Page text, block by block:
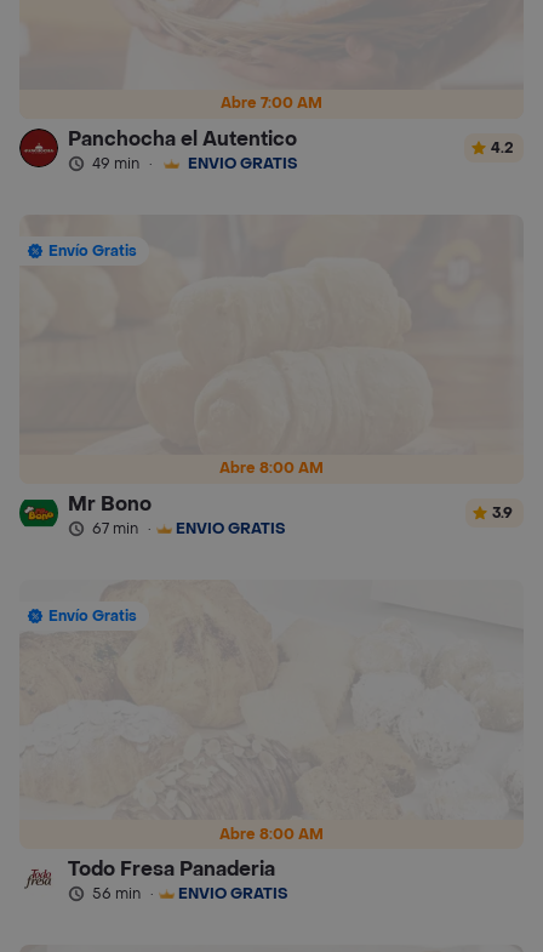
Abre 7:00 AM
Panchocha el Autentico
49 min · ENVÍO GRATIS
4.2
Abre 8:00 AM
Envío Gratis
Mr Bono
67 min · ENVÍO GRATIS
3.9
Abre 8:00 AM
Envío Gratis
Todo Fresa Panaderia
56 min · ENVÍO GRATIS